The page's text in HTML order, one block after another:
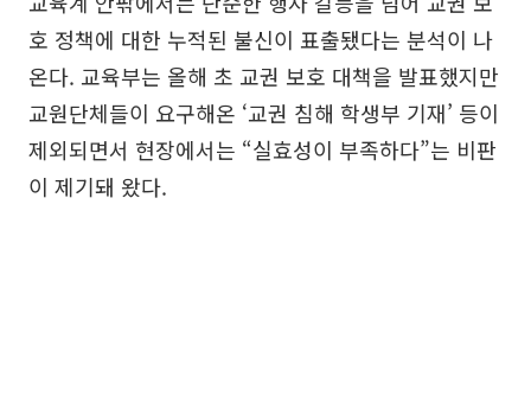
호 정책에 대한 누적된 불신이 표출됐다는 분석이 나
온다. 교육부는 올해 초 교권 보호 대책을 발표했지만
교원단체들이 요구해온 ‘교권 침해 학생부 기재’ 등이
제외되면서 현장에서는 “실효성이 부족하다”는 비판
이 제기돼 왔다.